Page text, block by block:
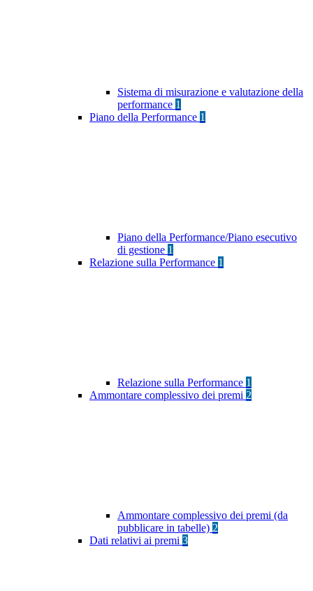
Sistema di misurazione e valutazione della
performance 1
Piano della Performance 1
Piano della Performance/Piano esecutivo
di gestione 1
Relazione sulla Performance 1
Relazione sulla Performance 1
Ammontare complessivo dei premi 2
Ammontare complessivo dei premi (da
pubblicare in tabelle) 2
Dati relativi ai premi 3